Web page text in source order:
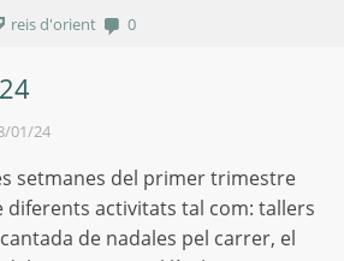
reis d'orient 0
01/24
setmanes del primer trimestre
diferents activitats tal com: tallers
de nadales pel carrer, el